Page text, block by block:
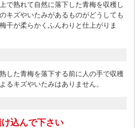
で熟れて自然に落下した青梅を収穫し
キズやいたみがあるものがどうしても
干が柔らかくふんわりと仕上がりま
した青梅を落下する前に人の手で収穫
るキズやいたみはありません。
込んで下さい